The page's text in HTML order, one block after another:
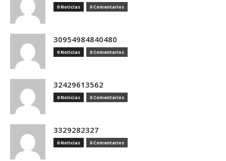
0 Noticias 0 Comentarios
30954984840480
0 Noticias 0 Comentarios
32429613562
0 Noticias 0 Comentarios
3329282327
0 Noticias 0 Comentarios